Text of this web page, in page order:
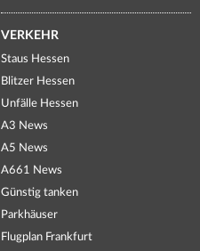
VERKEHR
Staus Hessen
Blitzer Hessen
Unfälle Hessen
A3 News
A5 News
A661 News
Günstig tanken
Parkhäuser
Flugplan Frankfurt